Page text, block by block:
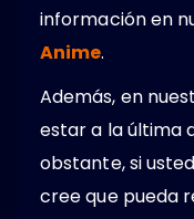
información en
Anime.
Además, en
estar a la última
obstante, si
cree que pueda